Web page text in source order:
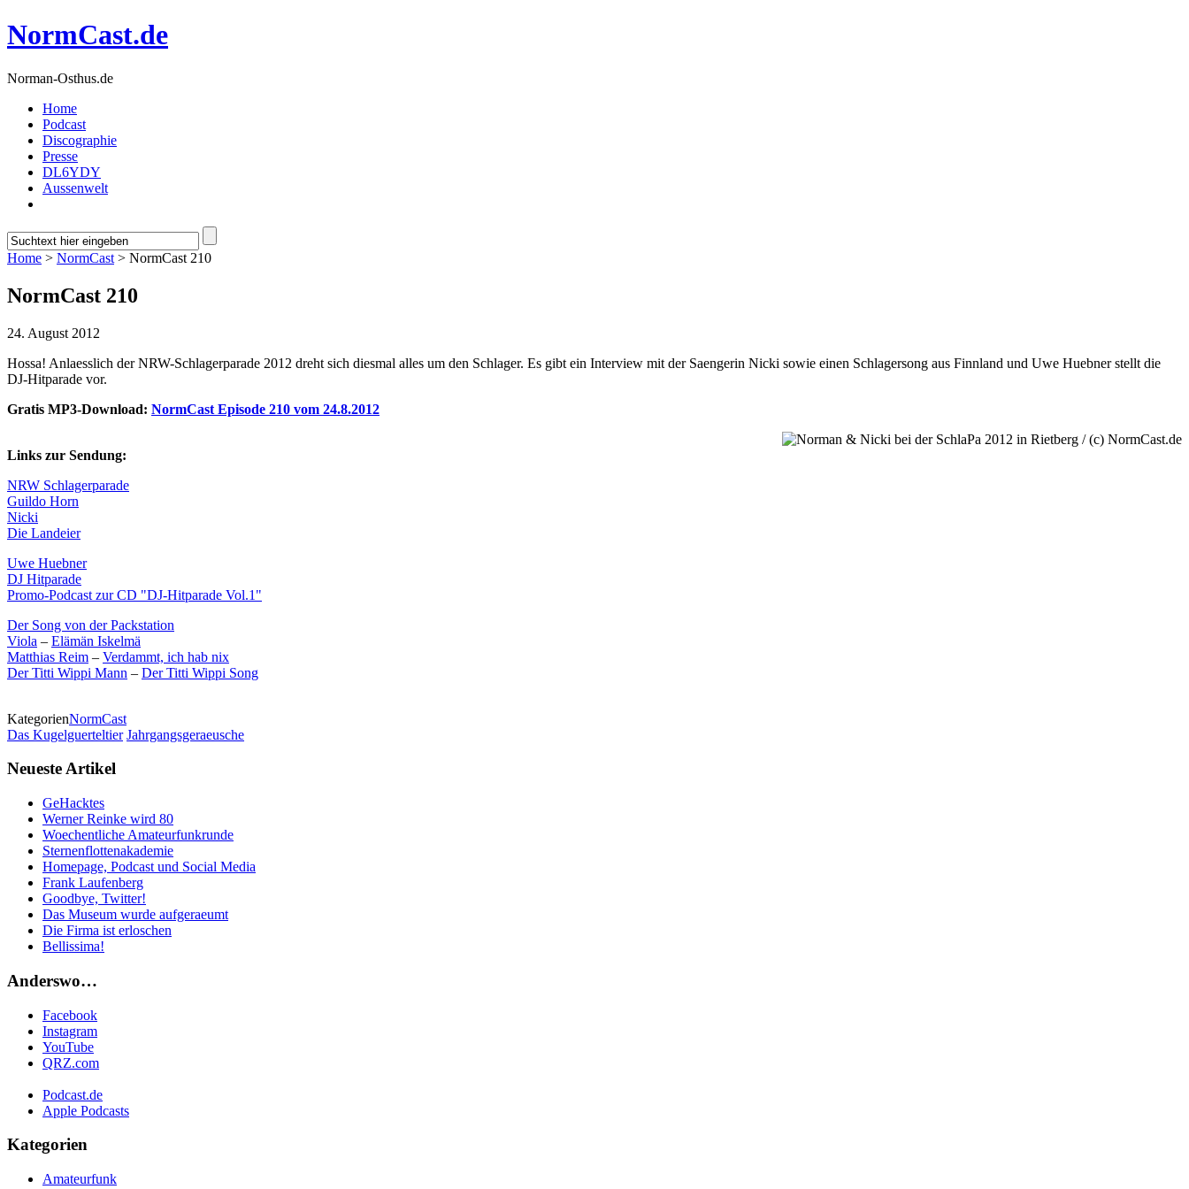
NormCast.de
Norman-Osthus.de
Home
Podcast
Discographie
Presse
DL6YDY
Aussenwelt
Home > NormCast > NormCast 210
NormCast 210
24. August 2012
Hossa! Anlaesslich der NRW-Schlagerparade 2012 dreht sich diesmal alles um den Schlager. Es gibt ein Interview mit der Saengerin Nicki sowie einen Schlagersong aus Finnland und Uwe Huebner stellt die
DJ-Hitparade vor.
Gratis MP3-Download: NormCast Episode 210 vom 24.8.2012
Links zur Sendung:
NRW Schlagerparade
Guildo Horn
Nicki
Die Landeier
Uwe Huebner
DJ Hitparade
Promo-Podcast zur CD "DJ-Hitparade Vol.1"
Der Song von der Packstation
Viola – Elämän Iskelmä
Matthias Reim – Verdammt, ich hab nix
Der Titti Wippi Mann – Der Titti Wippi Song
KategorienNormCast
Das Kugelguerteltier Jahrgangsgeraeusche
Neueste Artikel
GeHacktes
Werner Reinke wird 80
Woechentliche Amateurfunkrunde
Sternenflottenakademie
Homepage, Podcast und Social Media
Frank Laufenberg
Goodbye, Twitter!
Das Museum wurde aufgeraeumt
Die Firma ist erloschen
Bellissima!
Anderswo…
Facebook
Instagram
YouTube
QRZ.com
Podcast.de
Apple Podcasts
Kategorien
Amateurfunk